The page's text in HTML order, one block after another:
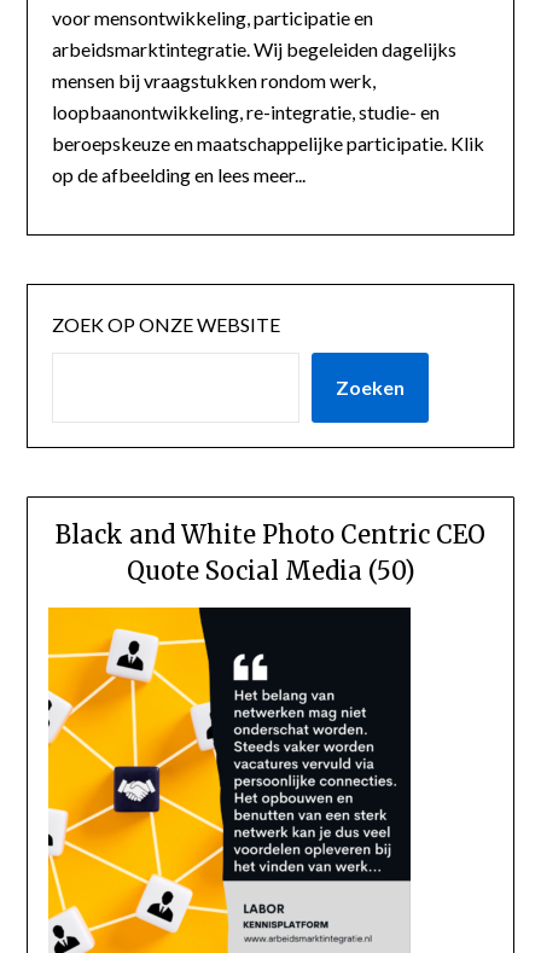
voor mensontwikkeling, participatie en
arbeidsmarktintegratie. Wij begeleiden dagelijks
mensen bij vraagstukken rondom werk,
loopbaanontwikkeling, re-integratie, studie- en
beroepskeuze en maatschappelijke participatie. Klik
op de afbeelding en lees meer...
ZOEK OP ONZE WEBSITE
Zoeken
Black and White Photo Centric CEO
Quote Social Media (50)